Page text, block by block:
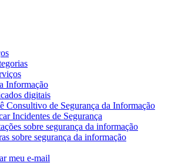
Informação
digitais
Consultivo de Segurança da Informação
Incidentes de Segurança
sobre segurança da informação
sobre segurança da informação
meu e-mail